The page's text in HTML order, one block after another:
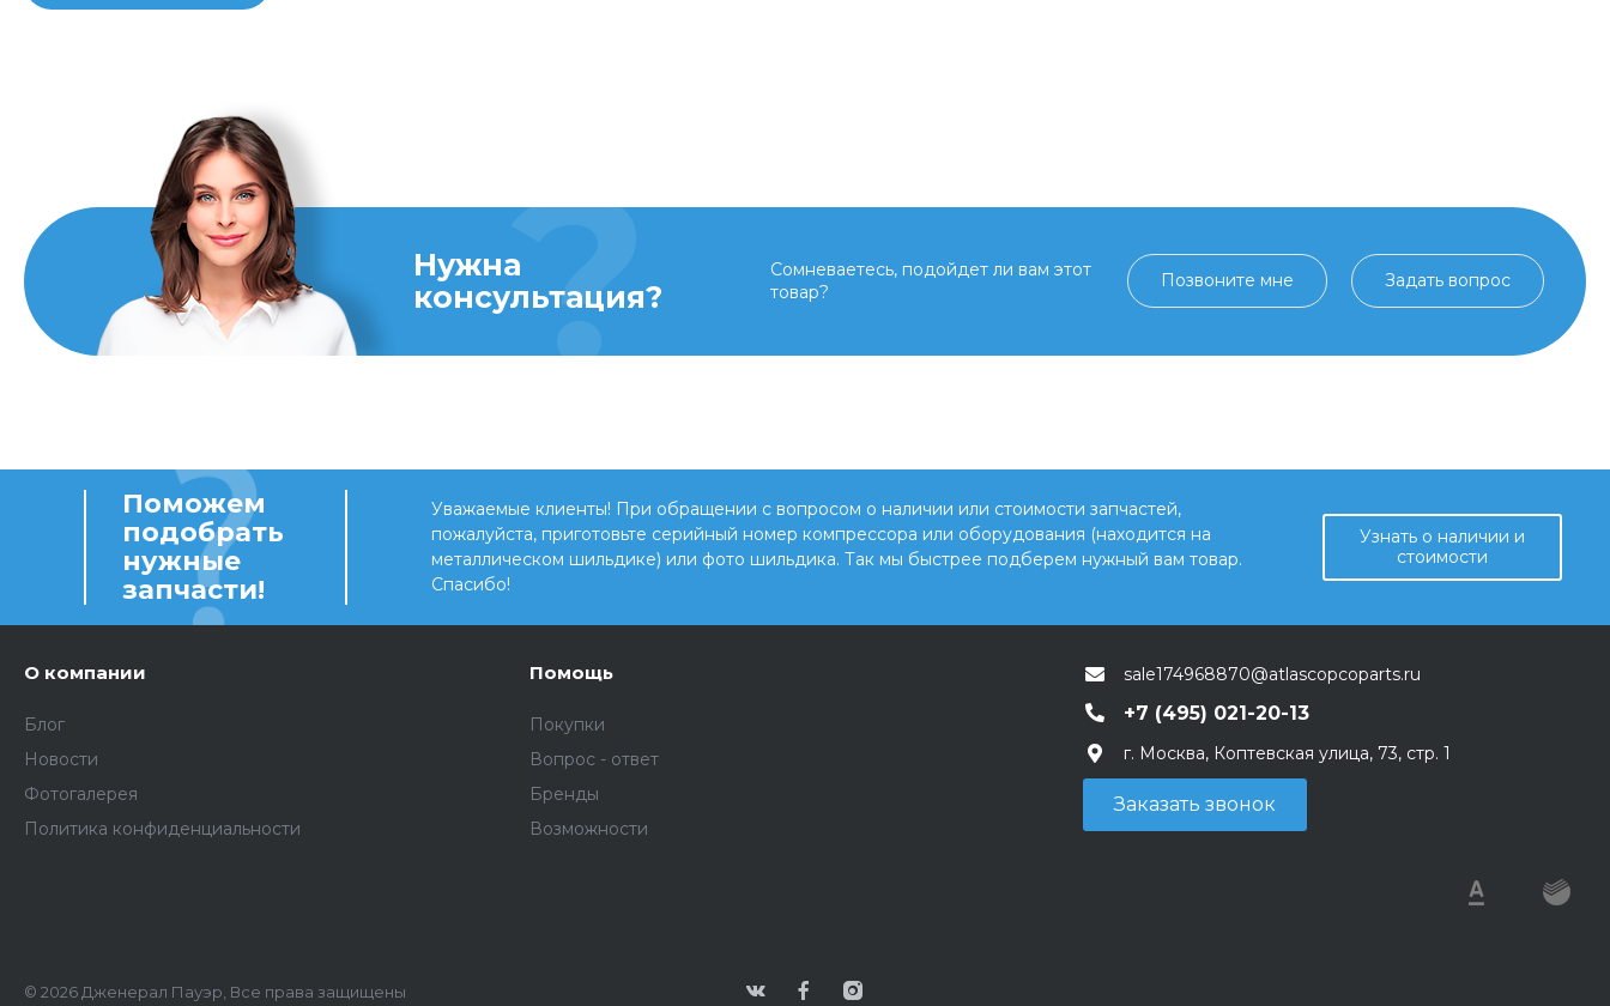
Нужна
консультация?
Сомневаетесь, подойдет ли вам этот
товар?
Позвоните мне Задать вопрос
Поможем
подобрать
нужные
запчасти!
Уважаемые клиенты! При обращении с вопросом о наличии или стоимости запчастей,
пожалуйста, приготовьте серийный номер компрессора или оборудования (находится на
металлическом шильдике) или фото шильдика. Так мы быстрее подберем нужный вам товар.
Спасибо!
Узнать о наличии и
стоимости
О компании
Блог
Новости
Фотогалерея
Политика конфиденциальности
Помощь
Покупки
Вопрос - ответ
Бренды
Возможности
sale174968870@atlascopcoparts.ru
+7 (495) 021-20-13
г. Москва, Коптевская улица, 73, стр. 1
Заказать звонок
© 2026 Дженерал Пауэр, Все права защищены